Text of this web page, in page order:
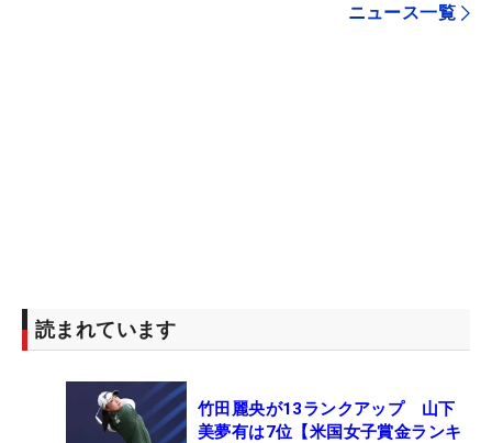
ニュース一覧
読まれています
竹田麗央が13ランクアップ 山下
美夢有は7位【米国女子賞金ランキ